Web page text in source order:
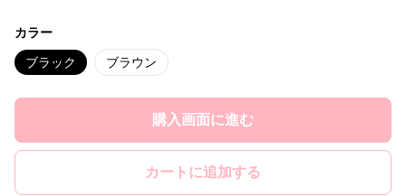
カラー
ブラック ブラウン
購入画面に進む
カートに追加する